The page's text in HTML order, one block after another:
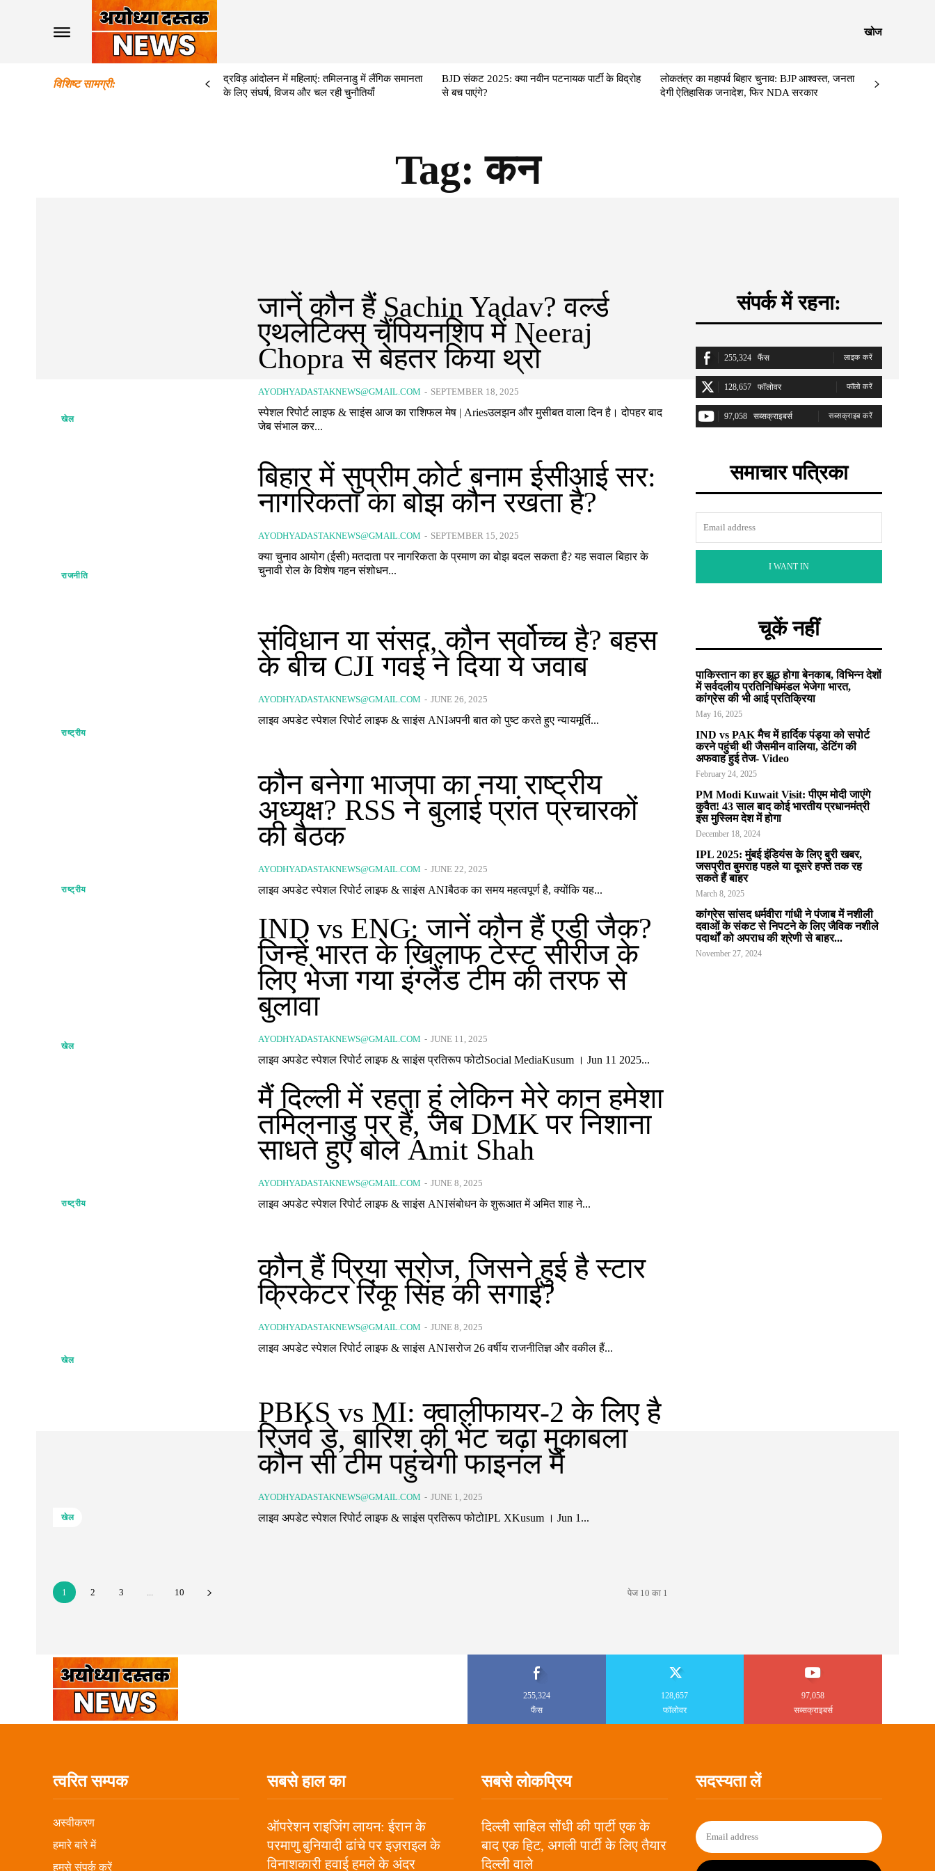
खोज
विशिष्ट सामग्री:
द्रविड़ आंदोलन में महिलाएं: तमिलनाडु में लैंगिक समानता
के लिए संघर्ष, विजय और चल रही चुनौतियाँ
BJD संकट 2025: क्या नवीन पटनायक पार्टी के विद्रोह
से बच पाएंगे?
लोकतंत्र का महापर्व बिहार चुनाव: BJP आश्वस्त, जनता
देगी ऐतिहासिक जनादेश, फिर NDA सरकार
Tag:कन
खेल
जानें कौन हैं Sachin Yadav? वर्ल्ड
एथलेटिक्स चैंपियनशिप में Neeraj
Chopra से बेहतर किया थ्रो
AYODHYADASTAKNEWS@GMAIL.COM - SEPTEMBER 18, 2025
स्पेशल रिपोर्ट लाइफ & साइंस आज का राशिफल मेष | Ariesउलझन और मुसीबत वाला दिन है। दोपहर बाद
जेब संभाल कर...
राजनीति
बिहार में सुप्रीम कोर्ट बनाम ईसीआई सर:
नागरिकता का बोझ कौन रखता है?
AYODHYADASTAKNEWS@GMAIL.COM - SEPTEMBER 15, 2025
क्या चुनाव आयोग (ईसी) मतदाता पर नागरिकता के प्रमाण का बोझ बदल सकता है? यह सवाल बिहार के
चुनावी रोल के विशेष गहन संशोधन...
राष्ट्रीय
संविधान या संसद, कौन सर्वोच्च है? बहस
के बीच CJI गवई ने दिया ये जवाब
AYODHYADASTAKNEWS@GMAIL.COM - JUNE 26, 2025
लाइव अपडेट स्पेशल रिपोर्ट लाइफ & साइंस ANIअपनी बात को पुष्ट करते हुए न्यायमूर्ति...
राष्ट्रीय
कौन बनेगा भाजपा का नया राष्ट्रीय
अध्यक्ष? RSS ने बुलाई प्रांत प्रचारकों
की बैठक
AYODHYADASTAKNEWS@GMAIL.COM - JUNE 22, 2025
लाइव अपडेट स्पेशल रिपोर्ट लाइफ & साइंस ANIबैठक का समय महत्वपूर्ण है, क्योंकि यह...
खेल
IND vs ENG: जानें कौन हैं एडी जैक?
जिन्हें भारत के खिलाफ टेस्ट सीरीज के
लिए भेजा गया इंग्लैंड टीम की तरफ से
बुलावा
AYODHYADASTAKNEWS@GMAIL.COM - JUNE 11, 2025
लाइव अपडेट स्पेशल रिपोर्ट लाइफ & साइंस प्रतिरूप फोटोSocial MediaKusum । Jun 11 2025...
राष्ट्रीय
मैं दिल्ली में रहता हूं लेकिन मेरे कान हमेशा
तमिलनाडु पर हैं, जब DMK पर निशाना
साधते हुए बोले Amit Shah
AYODHYADASTAKNEWS@GMAIL.COM - JUNE 8, 2025
लाइव अपडेट स्पेशल रिपोर्ट लाइफ & साइंस ANIसंबोधन के शुरूआत में अमित शाह ने...
खेल
कौन हैं प्रिया सरोज, जिसने हुई है स्टार
क्रिकेटर रिंकू सिंह की सगाई?
AYODHYADASTAKNEWS@GMAIL.COM - JUNE 8, 2025
लाइव अपडेट स्पेशल रिपोर्ट लाइफ & साइंस ANIसरोज 26 वर्षीय राजनीतिज्ञ और वकील हैं...
खेल
PBKS vs MI: क्वालीफायर-2 के लिए है
रिजर्व डे, बारिश की भेंट चढ़ा मुकाबला
कौन सी टीम पहुंचेगी फाइनल में
AYODHYADASTAKNEWS@GMAIL.COM - JUNE 1, 2025
लाइव अपडेट स्पेशल रिपोर्ट लाइफ & साइंस प्रतिरूप फोटोIPL XKusum । Jun 1...
1 2 3 10 पेज 10 का 1
संपर्क में रहना:
255,324 फैंस लाइक करें
128,657 फॉलोवर फॉलो करें
97,058 सब्सक्राइबर्स सब्सक्राइब करें
समाचार पत्रिका
I WANT IN
चूकें नहीं
पाकिस्तान का हर झूठ होगा बेनकाब, विभिन्न देशों
में सर्वदलीय प्रतिनिधिमंडल भेजेगा भारत,
कांग्रेस की भी आई प्रतिक्रिया
May 16, 2025
IND vs PAK मैच में हार्दिक पंड्या को सपोर्ट
करने पहुंची थी जैसमीन वालिया, डेटिंग की
अफवाह हुई तेज- Video
February 24, 2025
PM Modi Kuwait Visit: पीएम मोदी जाएंगे
कुवैत! 43 साल बाद कोई भारतीय प्रधानमंत्री
इस मुस्लिम देश में होगा
December 18, 2024
IPL 2025: मुंबई इंडियंस के लिए बुरी खबर,
जसप्रीत बुमराह पहले या दूसरे हफ्ते तक रह
सकते हैं बाहर
March 8, 2025
कांग्रेस सांसद धर्मवीरा गांधी ने पंजाब में नशीली
दवाओं के संकट से निपटने के लिए जैविक नशीले
पदार्थों को अपराध की श्रेणी से बाहर...
November 27, 2024
255,324
फैंस
128,657
फॉलोवर
97,058
सब्सक्राइबर्स
त्वरित सम्पक
अस्वीकरण
हमारे बारे में
हमसे संपर्क करें
सबसे हाल का
ऑपरेशन राइजिंग लायन: ईरान के
परमाणु बुनियादी ढांचे पर इज़राइल के
विनाशकारी हवाई हमले के अंदर
सबसे लोकप्रिय
दिल्ली साहिल सोंधी की पार्टी एक के
बाद एक हिट, अगली पार्टी के लिए तैयार
दिल्ली वाले
सदस्यता लें